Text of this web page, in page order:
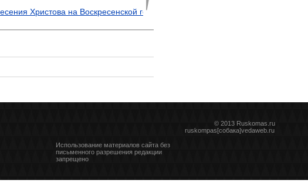
© 2013 Ruskomas.ru
ruskompas[собака]vedaweb.ru
Использование материалов сайта без
письменного разрешения редакции
запрещено